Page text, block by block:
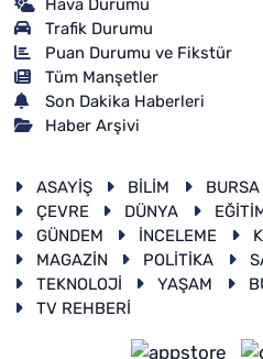
Hava Durumu
Trafik Durumu
Puan Durumu ve Fikstür
Tüm Manşetler
Son Dakika Haberleri
Haber Arşivi
ASAYİŞ BİLİM BURSA
ÇEVRE
DÜNYA
GÜNDEM
İNCELEME
MAGAZİN
POLİTİKA
TEKNOLOJİ
YAŞAM
TV REHBERİ